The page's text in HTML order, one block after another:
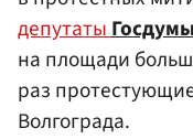
депутаты
на площади
раз
Волгограда.